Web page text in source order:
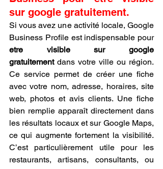
sur google gratuitement.
Si vous avez une activité locale, Google
Business Profile est indispensable pour
etre visible sur google
gratuitement dans votre ville ou région.
Ce service permet de créer une fiche
avec votre nom, adresse, horaires, site
web, photos et avis clients. Une fiche
bien remplie apparaît directement dans
les résultats locaux et sur Google Maps,
ce qui augmente fortement la visibilité.
C’est particulièrement utile pour les
restaurants, artisans, consultants, ou